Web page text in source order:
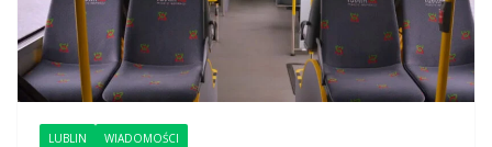
LUBLIN WIADOMOŚCI